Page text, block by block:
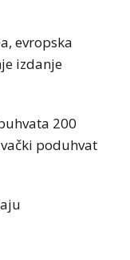
evropska
izdanje
200
poduhvat